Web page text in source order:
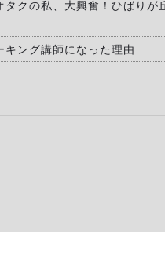
タクの私、大興奮！ひばりが
キング講師になった理由